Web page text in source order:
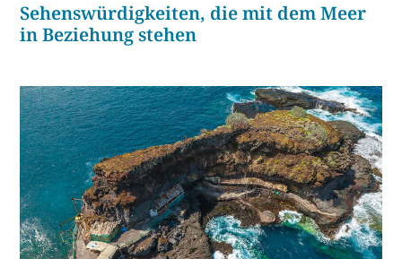
Sehenswürdigkeiten, die mit dem Meer
in Beziehung stehen